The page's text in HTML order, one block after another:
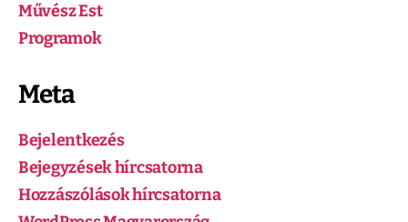
Művész Est
Programok
Meta
Bejelentkezés
Bejegyzések hírcsatorna
Hozzászólások hírcsatorna